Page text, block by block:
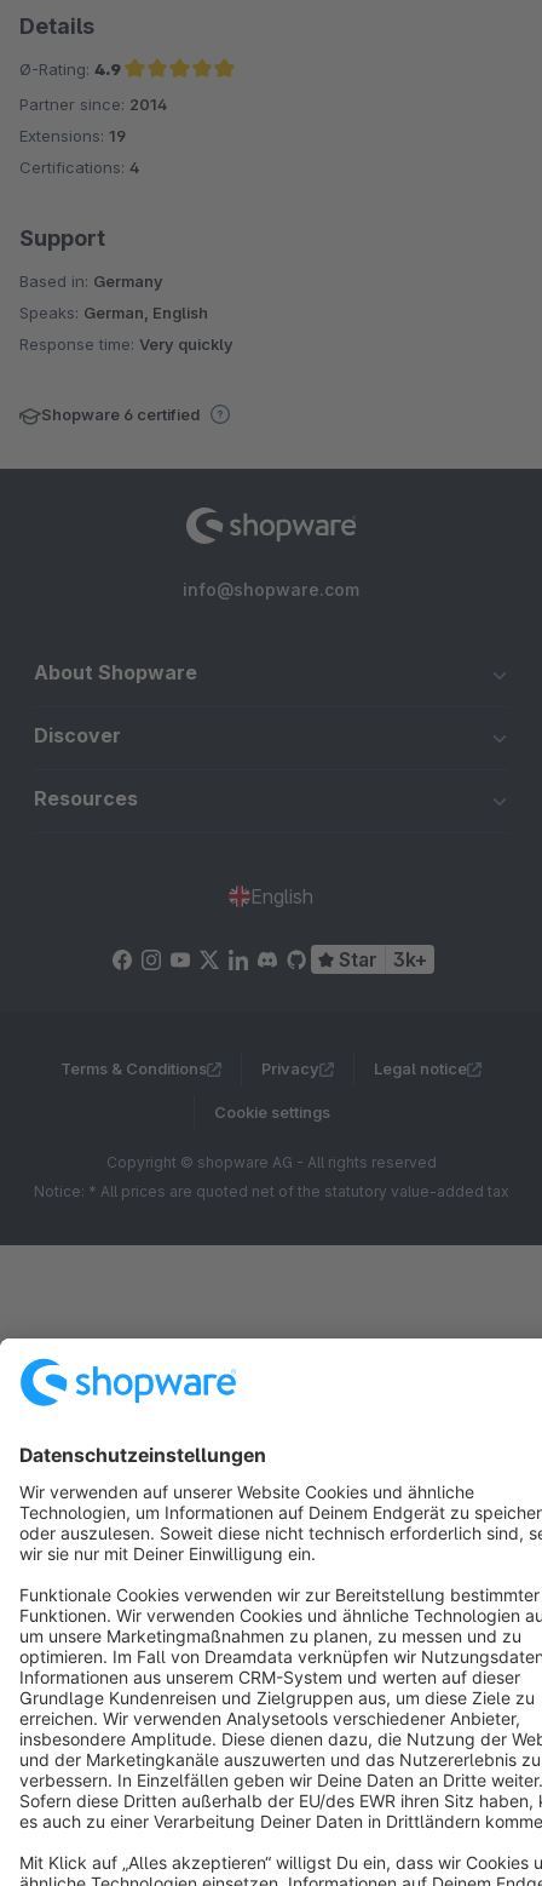
Details
Ø-Rating: 4.9
Average rating of 4.9 out of 5 stars
Partner since: 2014
Extensions: 19
Certifications: 4
Support
Based in: Germany
Speaks: German, English
Response time: Very quickly
Shopware 6 certified
info@shopware.com
About Shopware
Discover
Resources
English
Star 3k+
Terms & Conditions Privacy Legal notice
Cookie settings
Copyright © shopware AG - All rights reserved
Notice: * All prices are quoted net of the statutory value-added tax